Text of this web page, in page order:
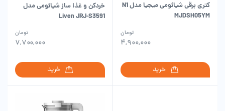
کتری برقی شیائومی میجیا مدل N1
MJDSH05YM
۴,۹۰۰,۰۰۰
تومان
خرید
خردکن و غذا ساز شیائومی مدل
Liven JRJ-S3591
۷,۷۰۰,۰۰۰
تومان
خرید